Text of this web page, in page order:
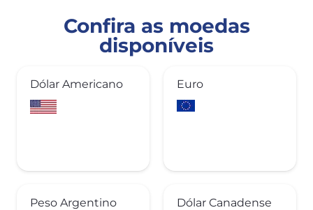
Confira as moedas
disponíveis
Dólar Americano Euro
Peso Argentino Dólar Canadense